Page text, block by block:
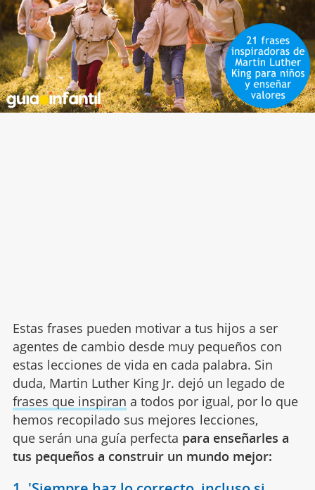
Estas frases pueden motivar a tus hijos a ser
agentes de cambio desde muy pequeños con
estas lecciones de vida en cada palabra. Sin
duda, Martin Luther King Jr. dejó un legado de
frases que inspiran a todos por igual, por lo que
hemos recopilado sus mejores lecciones,
que serán una guía perfecta para enseñarles a
tus pequeños a construir un mundo mejor: